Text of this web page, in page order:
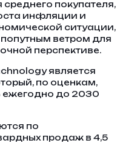
покупателя,
инфляции и
ситуации,
ветром для
перспективе.
является
по оценкам,
ежегодно до 2030
по
продаж в 4,5